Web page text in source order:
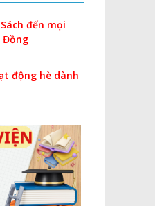
đến mọi
Đồng
động hè dành